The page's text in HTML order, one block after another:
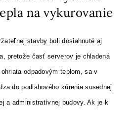
na vykurovanie
stavby boli dosiahnuté aj
pretože časť serverov je chladená
odpadovým teplom, sa v
do podlahového kúrenia susednej
a administratívnej budovy. Ak je k